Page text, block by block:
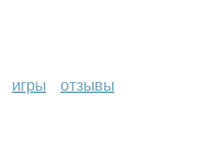
игры отзывы